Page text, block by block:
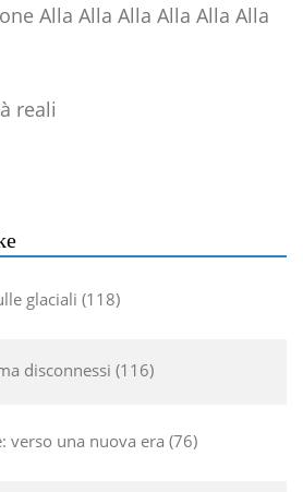
Alla Alla Alla Alla Alla Alla
reali
glaciali 118
disconnessi 116
verso una nuova era 76